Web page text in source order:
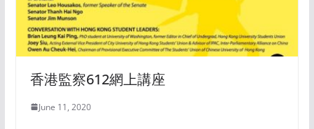
香港監察612網上講座
June 11, 2020